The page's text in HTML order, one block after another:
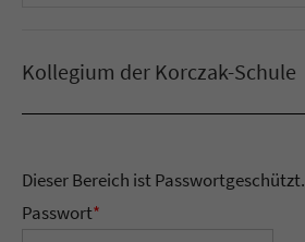
Kollegium der Korczak-Schule
Dieser Bereich ist Passwortgeschützt.
Passwort*